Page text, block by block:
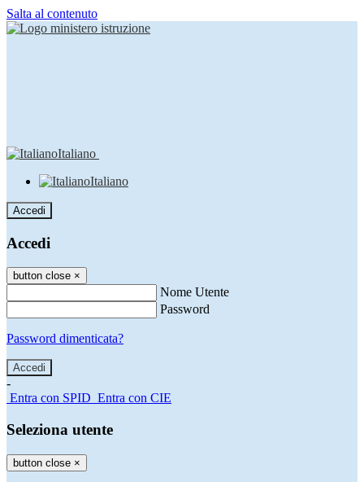
Salta al contenuto
Italiano
Italiano
Accedi
Accedi
button close ×
Nome Utente
Password
Password dimenticata?
-
Entra con SPID Entra con CIE
Seleziona utente
button close ×